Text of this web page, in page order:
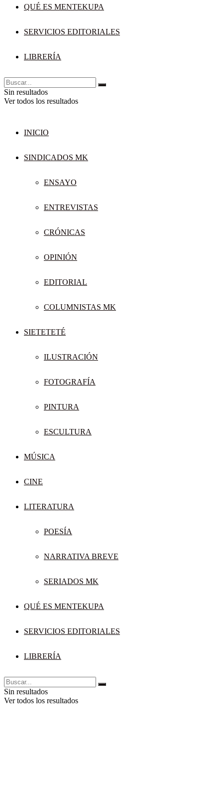
QUÉ ES MENTEKUPA
SERVICIOS EDITORIALES
LIBRERÍA
Sin resultados
Ver todos los resultados
INICIO
SINDICADOS MK
ENSAYO
ENTREVISTAS
CRÓNICAS
OPINIÓN
EDITORIAL
COLUMNISTAS MK
SIETETETÉ
ILUSTRACIÓN
FOTOGRAFÍA
PINTURA
ESCULTURA
MÚSICA
CINE
LITERATURA
POESÍA
NARRATIVA BREVE
SERIADOS MK
QUÉ ES MENTEKUPA
SERVICIOS EDITORIALES
LIBRERÍA
Sin resultados
Ver todos los resultados